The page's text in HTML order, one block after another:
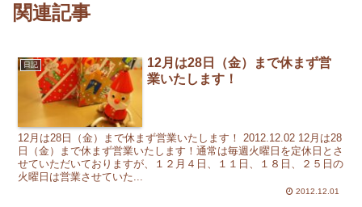
関連記事
日記
12月は28日（金）まで休まず営
業いたします！
12月は28日（金）まで休まず営業いたします！ 2012.12.02 12月は28
日（金）まで休まず営業いたします！通常は毎週火曜日を定休日とさ
せていただいておりますが、１２月４日、１１日、１８日、２５日の
火曜日は営業させていた...
2012.12.01